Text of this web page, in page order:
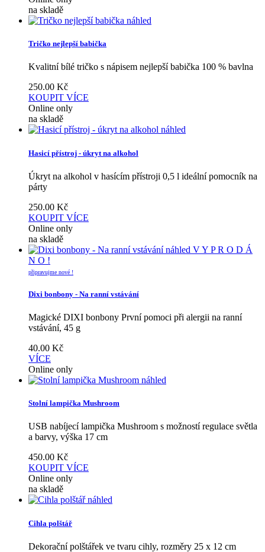
na skladě
náhled
Tričko nejlepší babička
Kvalitní bílé tričko s nápisem nejlepší babička 100 % bavlna
250.00 Kč
KOUPIT VÍCE
Online only
na skladě
náhled
Hasicí přístroj - úkryt na alkohol
Úkryt na alkohol v hasícím přístroji 0,5 l ideální pomocník na
párty
250.00 Kč
KOUPIT VÍCE
Online only
na skladě
náhled V Y P R O D Á
N O !
připravujme nové !
Dixi bonbony - Na ranní vstávání
Magické DIXI bonbony První pomoci při alergii na ranní
vstávání, 45 g
40.00 Kč
VÍCE
Online only
náhled
Stolní lampička Mushroom
USB nabíjecí lampička Mushroom s možností regulace světla
a barvy, výška 17 cm
450.00 Kč
KOUPIT VÍCE
Online only
na skladě
náhled
Cihla polštář
Dekorační polštářek ve tvaru cihly, rozměry 25 x 12 cm